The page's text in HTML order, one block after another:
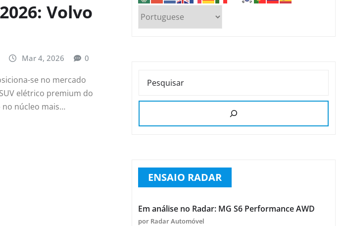
Volvo
Mar 4, 2026 0
se no mercado
elétrico premium do
núcleo mais…
PESQUISAR
ENSAIO RADAR
Em análise no Radar: MG S6 Performance AWD
por Radar Automóvel